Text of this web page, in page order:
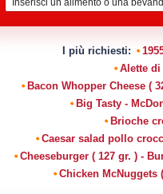
I più richiesti:
Alette
Bacon Whopper Cheese (
Big Tasty -
Brioche
Caesar salad pollo
Cheeseburger ( 127 gr. ) -
Chicken McNuggets